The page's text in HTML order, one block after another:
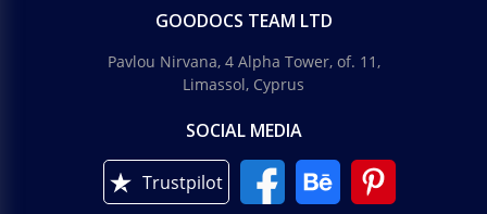
GOODOCS TEAM LTD
Pavlou Nirvana, 4 Alpha Tower, of. 11,
Limassol, Cyprus
SOCIAL MEDIA
Trustpilot